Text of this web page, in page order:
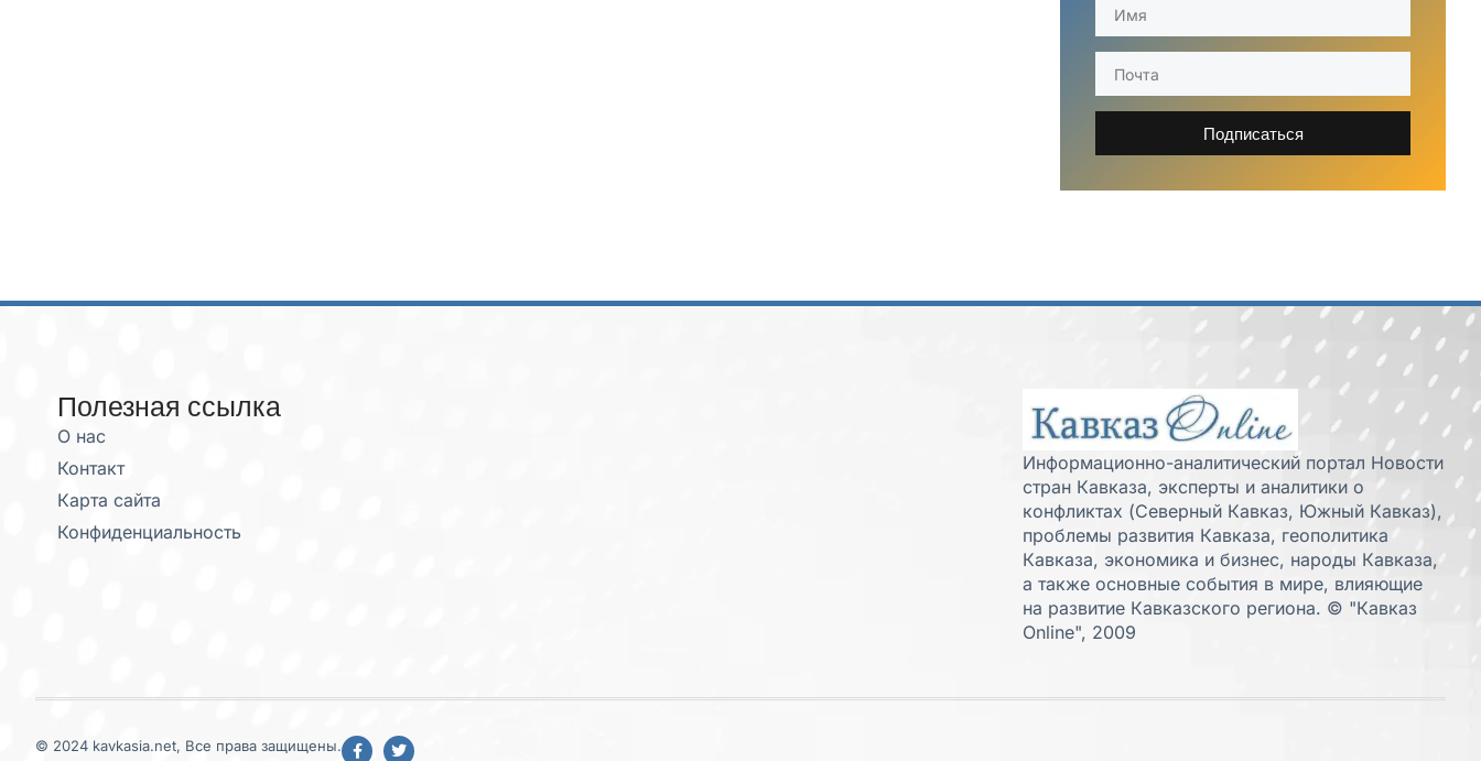
Подписаться
Полезная ссылка
О нас
Контакт
Карта сайта
Конфиденциальность
Информационно-аналитический портал Новости
стран Кавказа, эксперты и аналитики о
конфликтах (Северный Кавказ, Южный Кавказ),
проблемы развития Кавказа, геополитика
Кавказа, экономика и бизнес, народы Кавказа,
а также основные события в мире, влияющие
на развитие Кавказского региона. © "Кавказ
Online", 2009
© 2024 kavkasia.net, Все права защищены.